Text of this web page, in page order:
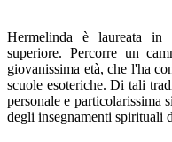
Hermelinda è laureata
superiore. Percorre un
giovanissima età, che l'ha
scuole esoteriche. Di tali
personale e particolarissima
degli insegnamenti spirituali